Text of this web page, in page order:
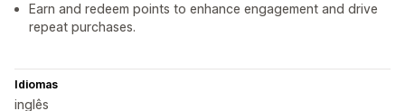
Earn and redeem points to enhance engagement and drive
repeat purchases.
Idiomas
inglês